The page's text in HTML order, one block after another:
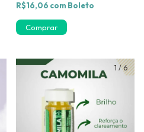
R$16,06 com Boleto
1 /6